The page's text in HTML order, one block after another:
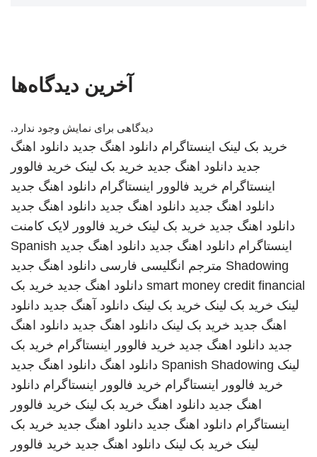
آخرین دیدگاه‌ها
دیدگاهی برای نمایش وجود ندارد.
خرید بک لینک اینستاگرام دانلود اهنگ جدید دانلود اهنگ
جدید دانلود اهنگ جدید خرید بک لینک خرید فالوور
اینستاگرام خرید فالوور اینستاگرام دانلود اهنگ جدید
دانلود اهنگ جدید دانلود اهنگ جدید دانلود اهنگ جدید
دانلود اهنگ جدید خرید بک لینک خرید فالوور لایک کامنت
اینستاگرام دانلود اهنگ جدید دانلود اهنگ جدید Spanish
Shadowing مترجم انگلیسی فارسی دانلود اهنگ جدید
smart money credit financial دانلود اهنگ جدید خرید بک
لینک خرید بک لینک خرید بک لینک دانلود آهنگ جدید دانلود
اهنگ جدید خرید بک لینک دانلود اهنگ جدید دانلود اهنگ
جدید دانلود اهنگ جدید خرید فالوور اینستاگرام خرید بک
لینک Spanish Shadowing دانلود اهنگ دانلود اهنگ جدید
خرید فالوور اینستاگرام خرید فالوور اینستاگرام دانلود
اهنگ جدید دانلود اهنگ خرید بک لینک خرید فالوور
اینستاگرام دانلود اهنگ جدید دانلود اهنگ جدید خرید بک
لینک خرید بک لینک دانلود اهنگ جدید خرید فالوور